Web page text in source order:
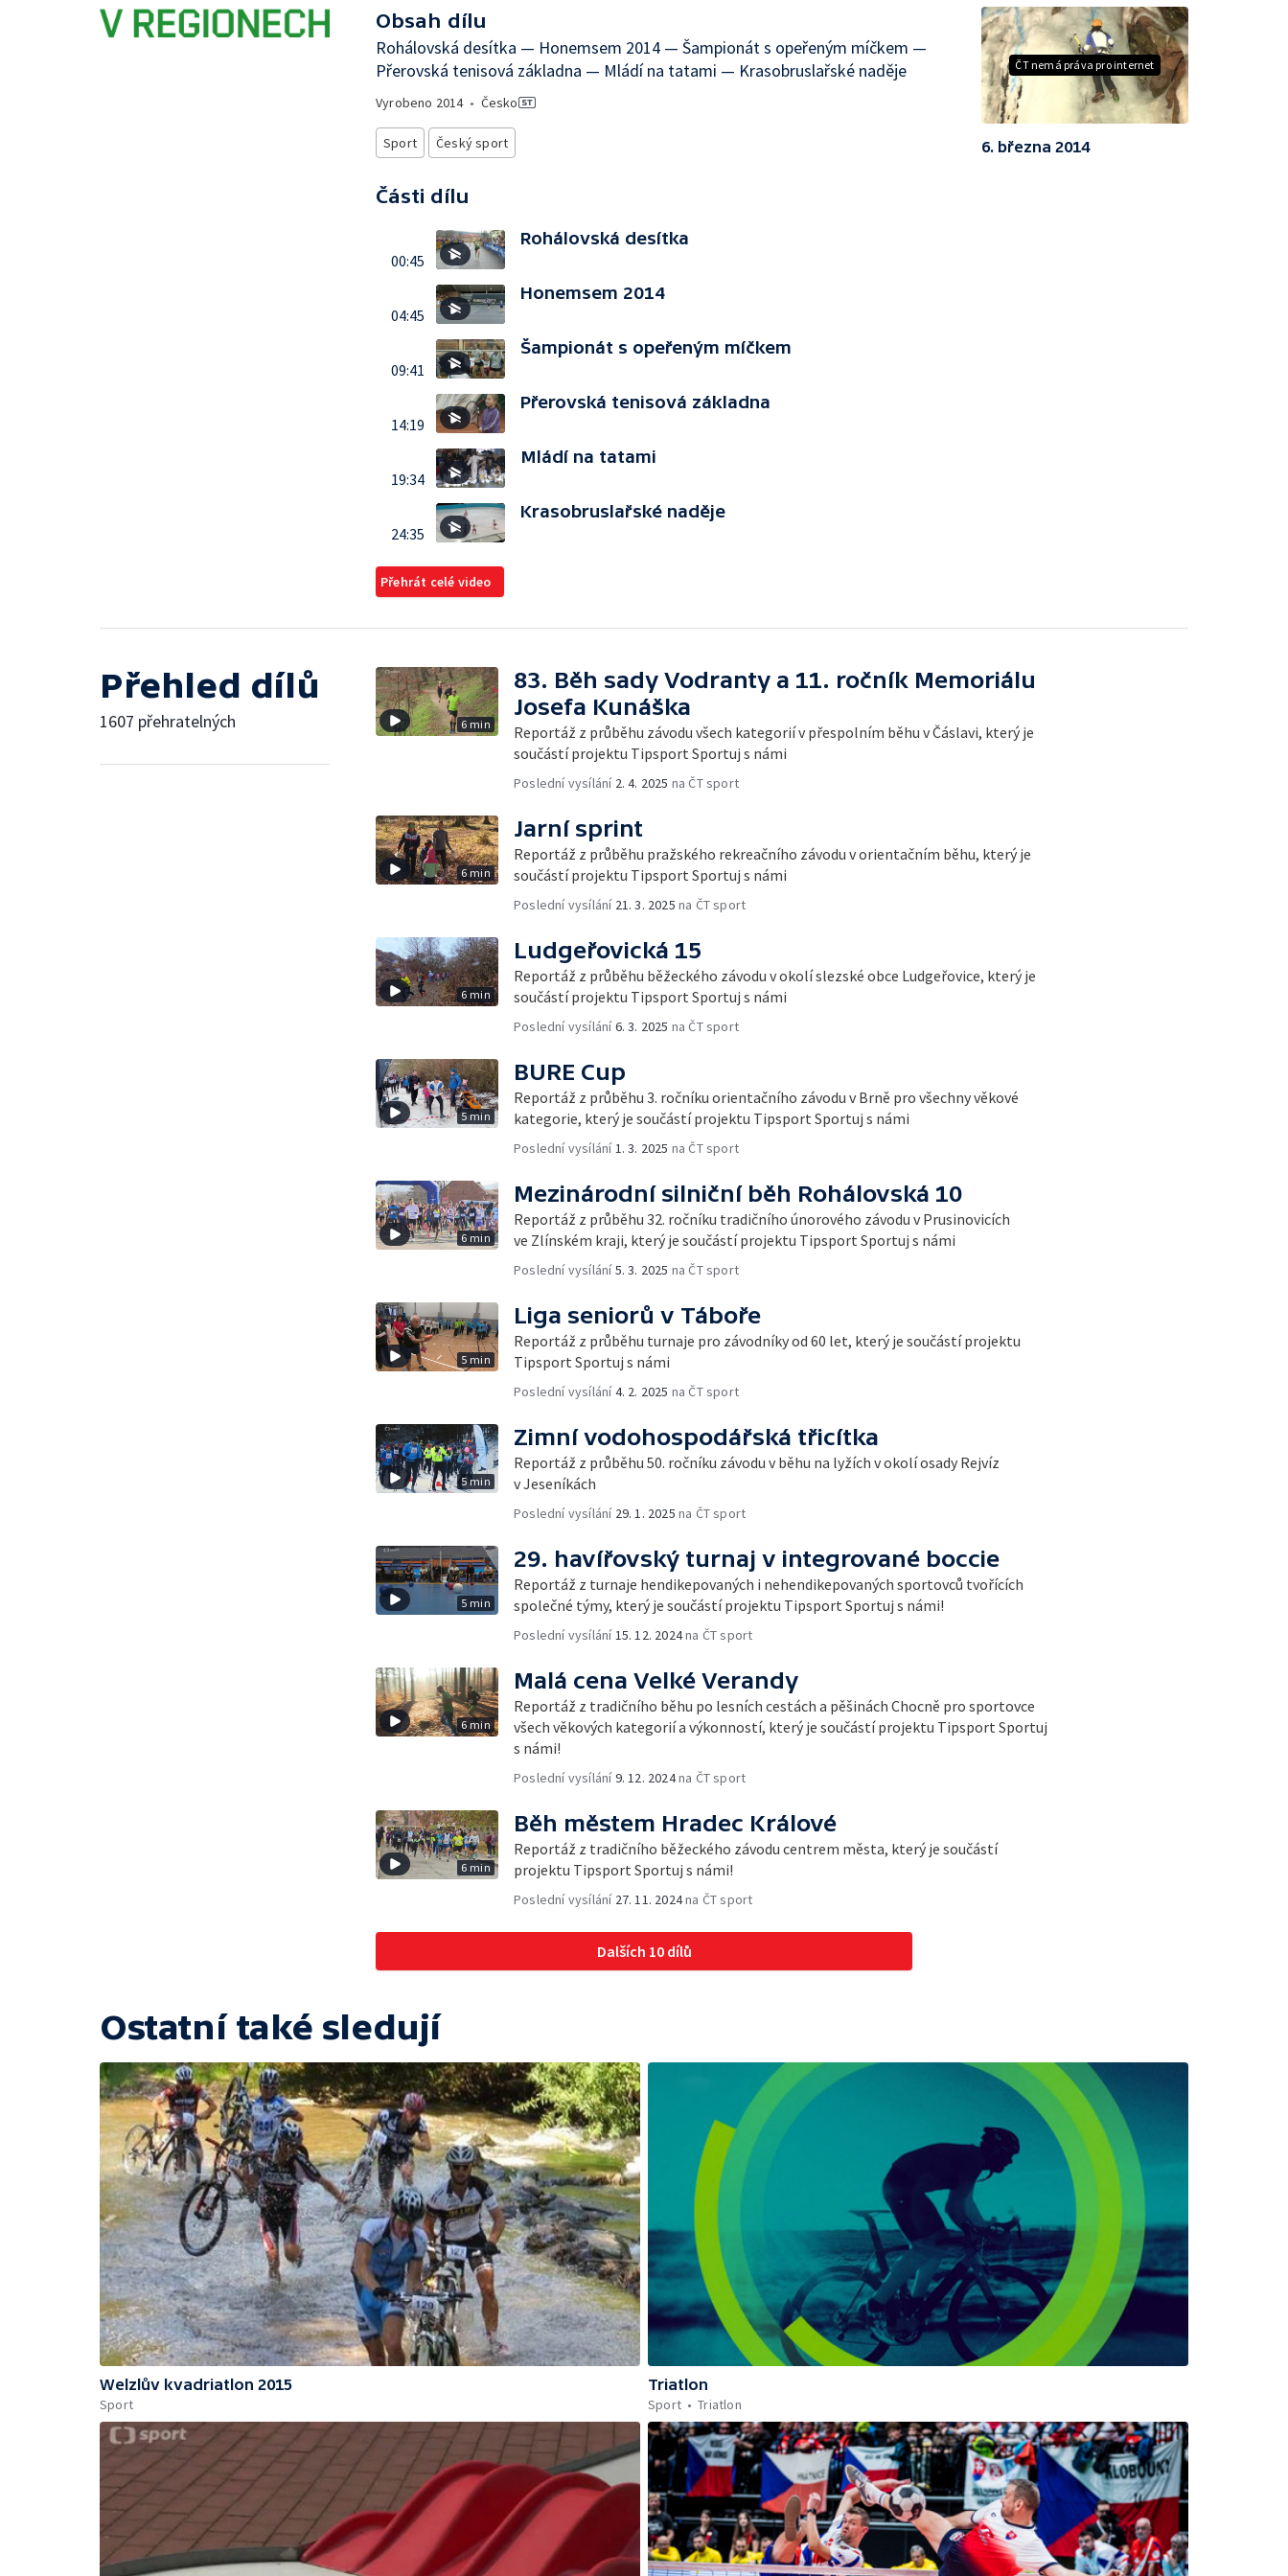
Obsah dílu
Rohálovská desítka — Honemsem 2014 — Šampionát s opeřeným míčkem —
Přerovská tenisová základna — Mládí na tatami — Krasobruslařské naděje
Vyrobeno 2014• Česko
Sport Český sport
Části dílu
00:45
Rohálovská desítka
04:45
Honemsem 2014
09:41
Šampionát s opeřeným míčkem
14:19
Přerovská tenisová základna
19:34
Mládí na tatami
24:35
Krasobruslařské naděje
Přehrát celé video
ČT nemá práva pro internet
6. března 2014
Přehled dílů
1607 přehratelných 6 min
83. Běh sady Vodranty a 11. ročník Memoriálu
Josefa Kunáška
Reportáž z průběhu závodu všech kategorií v přespolním běhu v Čáslavi, který je
součástí projektu Tipsport Sportuj s námi
Poslední vysílání 2. 4. 2025 na ČT sport
6 min
Jarní sprint
Reportáž z průběhu pražského rekreačního závodu v orientačním běhu, který je
součástí projektu Tipsport Sportuj s námi
Poslední vysílání 21. 3. 2025 na ČT sport
6 min
Ludgeřovická 15
Reportáž z průběhu běžeckého závodu v okolí slezské obce Ludgeřovice, který je
součástí projektu Tipsport Sportuj s námi
Poslední vysílání6. 3. 2025 na ČT sport
5 min
BURE Cup
Reportáž z průběhu 3. ročníku orientačního závodu v Brně pro všechny věkové
kategorie, který je součástí projektu Tipsport Sportuj s námi
Poslední vysílání1. 3. 2025 na ČT sport
6 min
Mezinárodní silniční běh Rohálovská 10
Reportáž z průběhu 32. ročníku tradičního únorového závodu v Prusinovicích
ve Zlínském kraji, který je součástí projektu Tipsport Sportuj s námi
Poslední vysílání5. 3. 2025 na ČT sport
5 min
Liga seniorů v Táboře
Reportáž z průběhu turnaje pro závodníky od 60 let, který je součástí projektu
Tipsport Sportuj s námi
Poslední vysílání4. 2. 2025 na ČT sport
5 min
Zimní vodohospodářská třicítka
Reportáž z průběhu 50. ročníku závodu v běhu na lyžích v okolí osady Rejvíz
v Jeseníkách
Poslední vysílání 29. 1. 2025 na ČT sport
5 min
29. havířovský turnaj v integrované boccie
Reportáž z turnaje hendikepovaných i nehendikepovaných sportovců tvořících
společné týmy, který je součástí projektu Tipsport Sportuj s námi!
Poslední vysílání15. 12. 2024na ČT sport
6 min
Malá cena Velké Verandy
Reportáž z tradičního běhu po lesních cestách a pěšinách Chocně pro sportovce
všech věkových kategorií a výkonností, který je součástí projektu Tipsport Sportuj
s námi!
Poslední vysílání9. 12. 2024na ČT sport
6 min
Běh městem Hradec Králové
Reportáž z tradičního běžeckého závodu centrem města, který je součástí
projektu Tipsport Sportuj s námi!
Poslední vysílání 27. 11. 2024na ČT sport
Dalších 10 dílů
Ostatní také sledují
Welzlův kvadriatlon 2015
Sport
Triatlon
Sport
Triatlon